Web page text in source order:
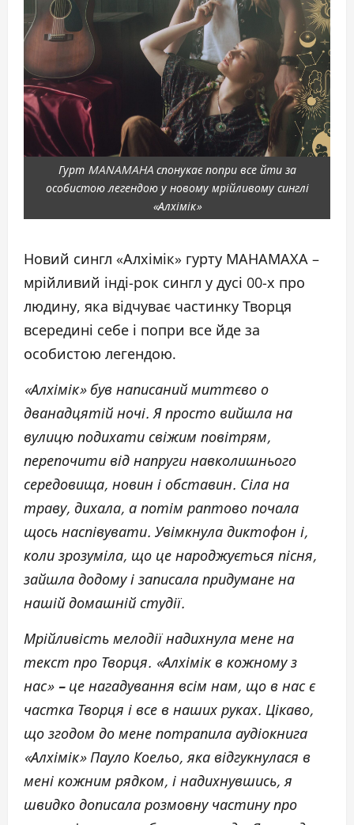
Гурт MANAMAHA спонукає попри все йти за
особистою легендою у новому мрійливому синглі
«Алхімік»
Новий сингл «Алхімік» гурту МАНАМАХА –
мрійливий інді-рок сингл у дусі 00-х про
людину, яка відчуває частинку Творця
всередині себе і попри все йде за
особистою легендою.
«Алхімік» був написаний миттєво о
дванадцятій ночі. Я просто вийшла на
вулицю подихати свіжим повітрям,
перепочити від напруги навколишнього
середовища, новин і обставин. Сіла на
траву, дихала, а потім раптово почала
щось наспівувати. Увімкнула диктофон і,
коли зрозуміла, що це народжується пісня,
зайшла додому і записала придумане на
нашій домашній студії.
Мрійливість мелодії надихнула мене на
текст про Творця. «Алхімік в кожному з
нас» –це нагадування всім нам, що в нас є
частка Творця і все в наших руках. Цікаво,
що згодом до мене потрапила аудіокнига
«Алхімік» Пауло Коельо, яка відгукнулася в
мені кожним рядком, і надихнувшись, я
швидко дописала розмовну частину про